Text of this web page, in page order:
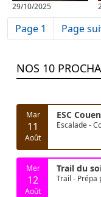
29/10/2025
Pagination
Page 1 Page
Page
NOS 10
Mar
11
Août
ESC
Escalade -
Mer
12
Août
Trail du
Trail - Prépa